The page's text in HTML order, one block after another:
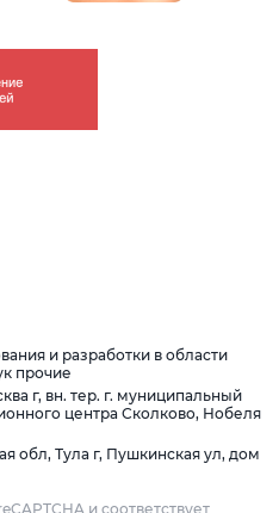
и разработки в области
прочие
г, вн. тер. г. муниципальный
центра Сколково, Нобеля
обл, Тула г, Пушкинская ул, дом
и соответствует